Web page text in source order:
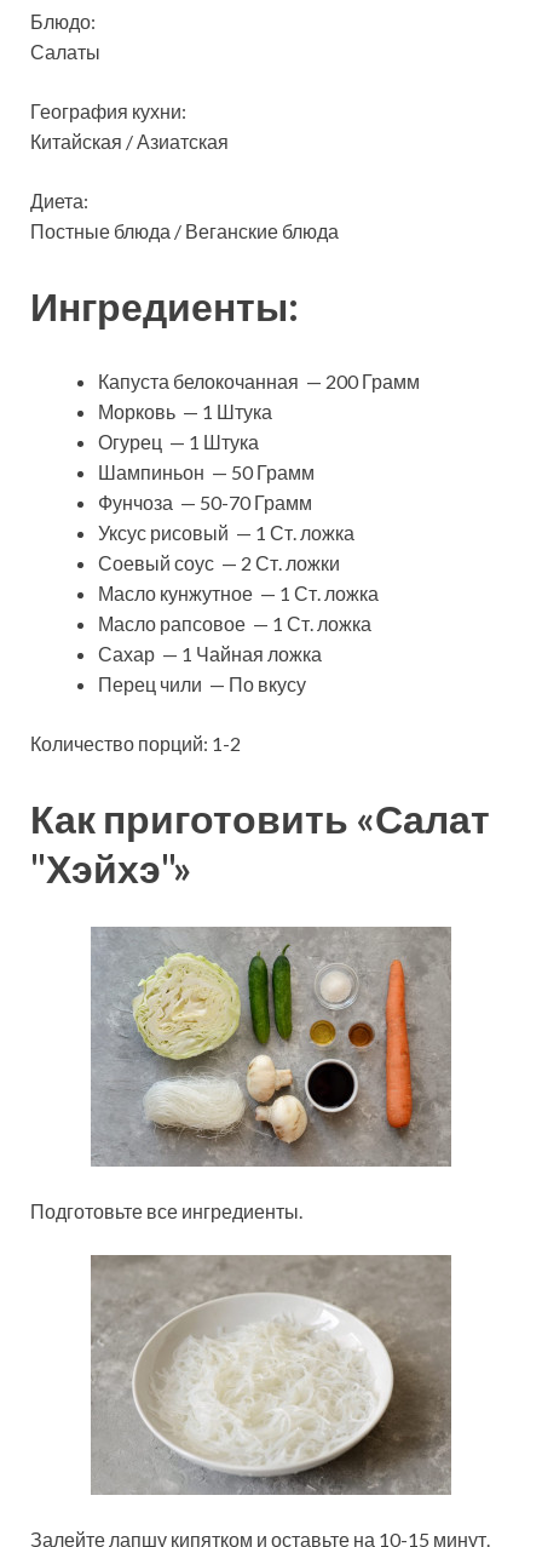
Блюдо:
Салаты
География кухни:
Китайская / Азиатская
Диета:
Постные блюда / Веганские блюда
Ингредиенты:
Капуста белокочанная — 200 Грамм
Морковь — 1 Штука
Огурец — 1 Штука
Шампиньон — 50 Грамм
Фунчоза — 50-70 Грамм
Уксус рисовый — 1 Ст. ложка
Соевый соус — 2 Ст. ложки
Масло кунжутное — 1 Ст. ложка
Масло рапсовое — 1 Ст. ложка
Сахар — 1 Чайная ложка
Перец чили — По вкусу
Количество порций: 1-2
Как приготовить «Салат
"Хэйхэ"»
Подготовьте все ингредиенты.
Залейте лапшу кипятком и оставьте на 10-15 минут.